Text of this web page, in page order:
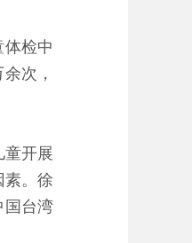
检中
次，
开展
素。徐
国台湾